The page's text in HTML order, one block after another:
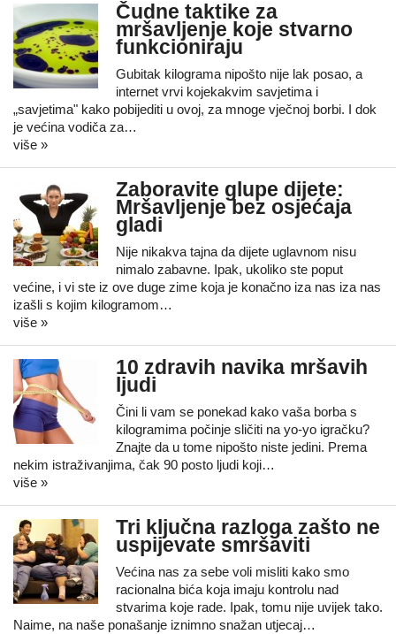
Čudne taktike za
mršavljenje koje stvarno
funkcioniraju
Gubitak kilograma nipošto nije lak posao, a
internet vrvi kojekakvim savjetima i
„savjetima" kako pobijediti u ovoj, za mnoge vječnoj borbi. I dok
je većina vodiča za…
više »
Zaboravite glupe dijete:
Mršavljenje bez osjećaja
gladi
Nije nikakva tajna da dijete uglavnom nisu
nimalo zabavne. Ipak, ukoliko ste poput
većine, i vi ste iz ove duge zime koja je konačno iza nas iza nas
izašli s kojim kilogramom…
više »
10 zdravih navika mršavih
ljudi
Čini li vam se ponekad kako vaša borba s
kilogramima počinje sličiti na yo-yo igračku?
Znajte da u tome nipošto niste jedini. Prema
nekim istraživanjima, čak 90 posto ljudi koji…
više »
Tri ključna razloga zašto ne
uspijevate smršaviti
Većina nas za sebe voli misliti kako smo
racionalna bića koja imaju kontrolu nad
stvarima koje rade. Ipak, tomu nije uvijek tako.
Naime, na naše ponašanje iznimno snažan utjecaj…